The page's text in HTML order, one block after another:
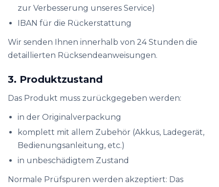
zur Verbesserung unseres Service)
IBAN für die Rückerstattung
Wir senden Ihnen innerhalb von 24 Stunden die
detaillierten Rücksendeanweisungen.
3. Produktzustand
Das Produkt muss zurückgegeben werden:
in der Originalverpackung
komplett mit allem Zubehör (Akkus, Ladegerät,
Bedienungsanleitung, etc.)
in unbeschädigtem Zustand
Normale Prüfspuren werden akzeptiert: Das